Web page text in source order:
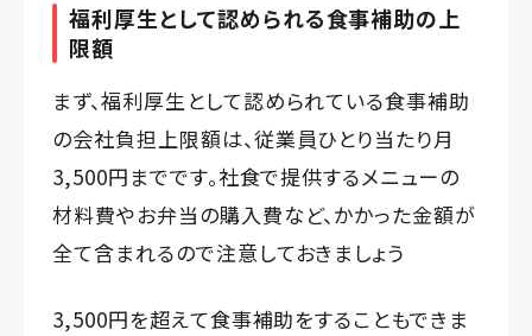
福利厚生として認められる食事補助の上
限額
まず、福利厚生として認められている食事補助
の会社負担上限額は、従業員ひとり当たり月
3,500円までです。社食で提供するメニューの
材料費やお弁当の購入費など、かかった金額が
全て含まれるので注意しておきましょう
3,500円を超えて食事補助をすることもできま